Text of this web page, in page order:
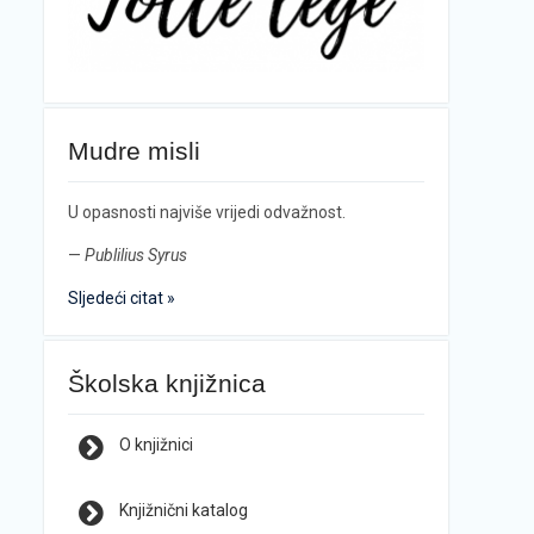
Mudre misli
U opasnosti najviše vrijedi odvažnost.
— Publilius Syrus
Sljedeći citat »
Školska knjižnica
O knjižnici
Knjižnični katalog